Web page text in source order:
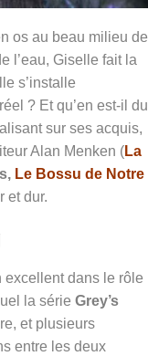
os au beau milieu de
l’eau, Giselle fait la
s’installe
? Et qu’en est-il du
sur ses acquis,
Alan Menken (La
Le Bossu de Notre
et dur.
excellent dans le rôle
la série Grey’s
et plusieurs
entre les deux